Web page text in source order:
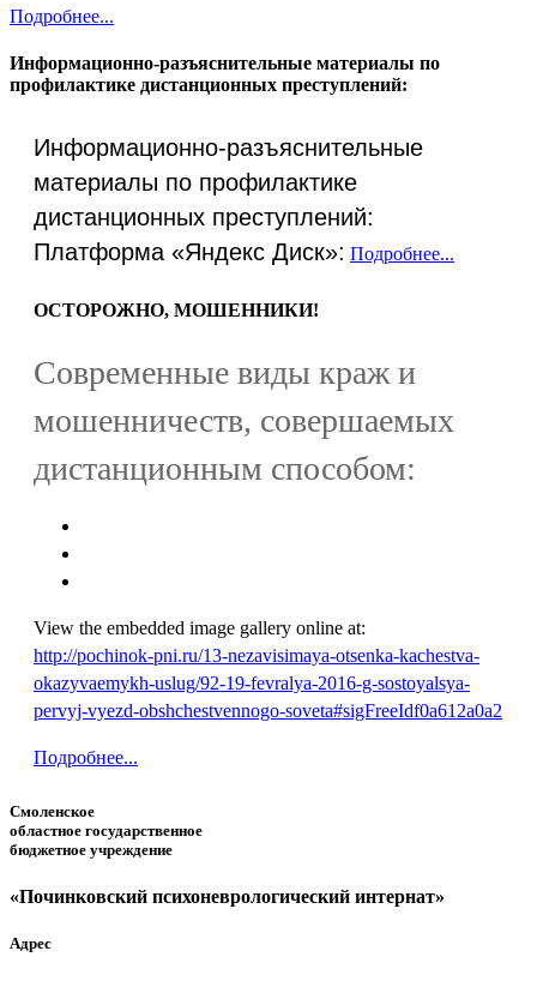
Подробнее...
Информационно-разъяснительные материалы по
профилактике дистанционных преступлений:
Информационно-разъяснительные
материалы по профилактике
дистанционных преступлений:
Платформа «Яндекс Диск»: Подробнее...
ОСТОРОЖНО, МОШЕННИКИ!
Современные виды краж и
мошенничеств, совершаемых
дистанционным способом:
View the embedded image gallery online at:
http://pochinok-pni.ru/13-nezavisimaya-otsenka-kachestva-
okazyvaemykh-uslug/92-19-fevralya-2016-g-sostoyalsya-
pervyj-vyezd-obshchestvennogo-soveta#sigFreeIdf0a612a0a2
Подробнее...
Смоленское
областное государственное
бюджетное учреждение
«Починковский психоневрологический интернат»
Адрес